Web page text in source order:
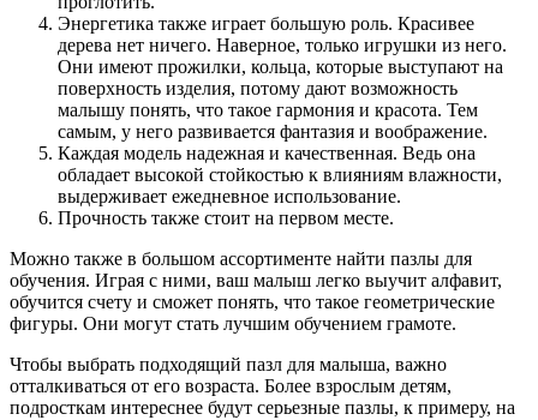
Энергетика также играет большую роль. Красивее
дерева нет ничего. Наверное, только игрушки из него.
Они имеют прожилки, кольца, которые выступают на
поверхность изделия, потому дают возможность
малышу понять, что такое гармония и красота. Тем
самым, у него развивается фантазия и воображение.
Каждая модель надежная и качественная. Ведь она
обладает высокой стойкостью к влияниям влажности,
выдерживает ежедневное использование.
Прочность также стоит на первом месте.
Можно также в большом ассортименте найти пазлы для
обучения. Играя с ними, ваш малыш легко выучит алфавит,
обучится счету и сможет понять, что такое геометрические
фигуры. Они могут стать лучшим обучением грамоте.
Чтобы выбрать подходящий пазл для малыша, важно
отталкиваться от его возраста. Более взрослым детям,
подросткам интереснее будут серьезные пазлы, к примеру, на